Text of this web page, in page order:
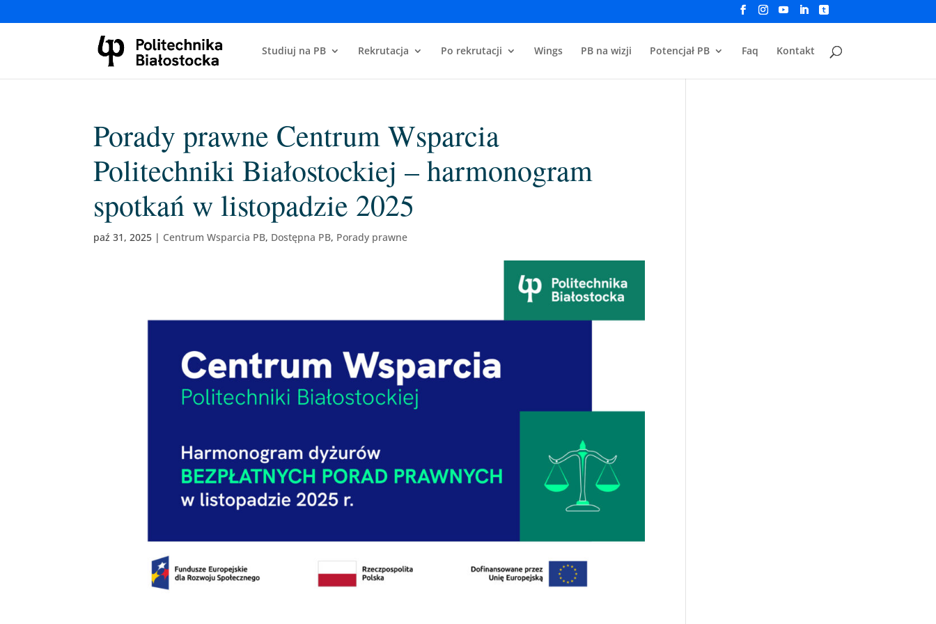
Studiuj na PB Rekrutacja Po rekrutacji Wings PB na wizji Potencjał PB Faq Kontakt
Porady prawne Centrum Wsparcia
Politechniki Białostockiej – harmonogram
spotkań w listopadzie 2025
paź 31, 2025 | Centrum Wsparcia PB, Dostępna PB, Porady prawne